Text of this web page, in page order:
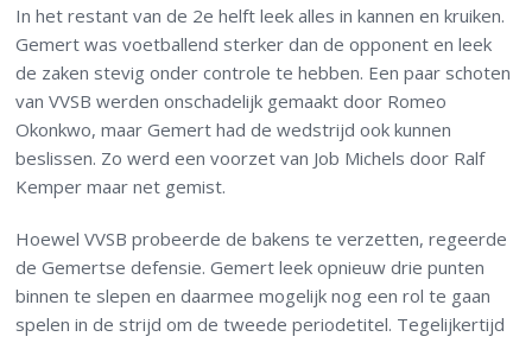
In het restant van de 2e helft leek alles in kannen en kruiken.
Gemert was voetballend sterker dan de opponent en leek
de zaken stevig onder controle te hebben. Een paar schoten
van VVSB werden onschadelijk gemaakt door Romeo
Okonkwo, maar Gemert had de wedstrijd ook kunnen
beslissen. Zo werd een voorzet van Job Michels door Ralf
Kemper maar net gemist.
Hoewel VVSB probeerde de bakens te verzetten, regeerde
de Gemertse defensie. Gemert leek opnieuw drie punten
binnen te slepen en daarmee mogelijk nog een rol te gaan
spelen in de strijd om de tweede periodetitel. Tegelijkertijd